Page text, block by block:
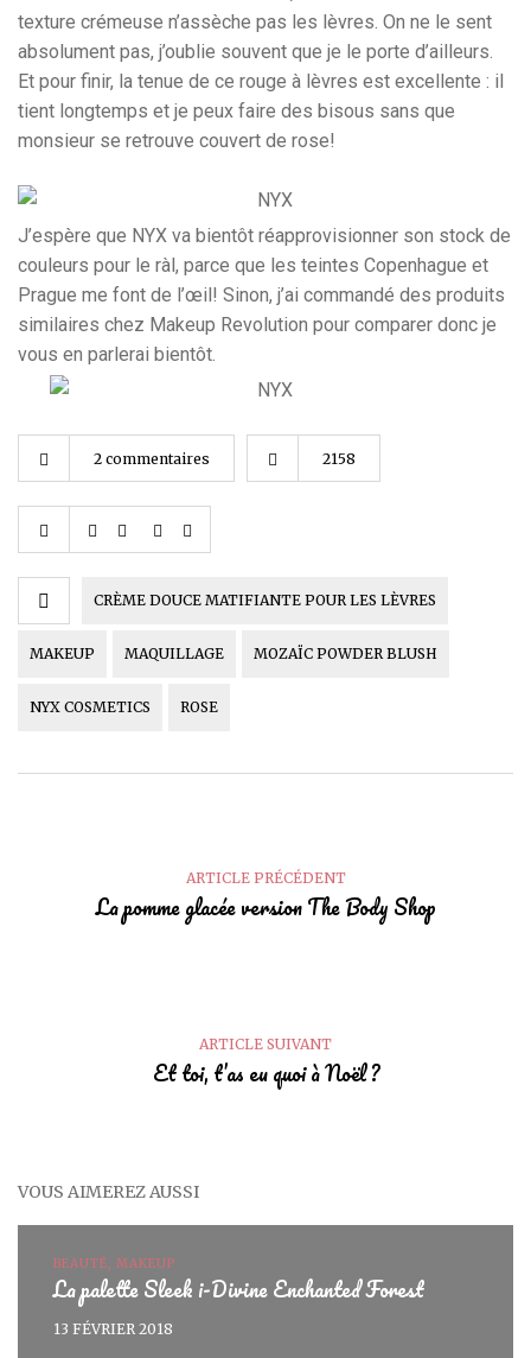
texture crémeuse n’assèche pas les lèvres. On ne le sent
absolument pas, j’oublie souvent que je le porte d’ailleurs.
Et pour finir, la tenue de ce rouge à lèvres est excellente : il
tient longtemps et je peux faire des bisous sans que
monsieur se retrouve couvert de rose!
J’espère que NYX va bientôt réapprovisionner son stock de
couleurs pour le ràl, parce que les teintes Copenhague et
Prague me font de l’œil! Sinon, j’ai commandé des produits
similaires chez Makeup Revolution pour comparer donc je
vous en parlerai bientôt.
2 commentaires 2158
CRÈME DOUCE MATIFIANTE POUR LES LÈVRES
MAKEUP MAQUILLAGE MOZAÏC POWDER BLUSH
NYX COSMETICS ROSE
ARTICLE PRÉCÉDENT
La pomme glacée version The Body Shop
ARTICLE SUIVANT
Et toi, t’as eu quoi à Noël ?
VOUS AIMEREZ AUSSI
BEAUTÉ, MAKEUP
La palette Sleek i-Divine Enchanted Forest
13 FÉVRIER 2018